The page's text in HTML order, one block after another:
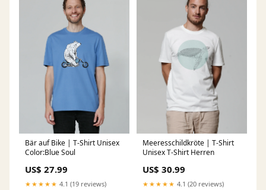
Bär auf Bike | T-Shirt Unisex
Color:Blue Soul
US$ 27.99
★★★★★ 4.1 (19 reviews)
Meeresschildkröte | T-Shirt
Unisex T-Shirt Herren
US$ 30.99
★★★★★ 4.1 (20 reviews)